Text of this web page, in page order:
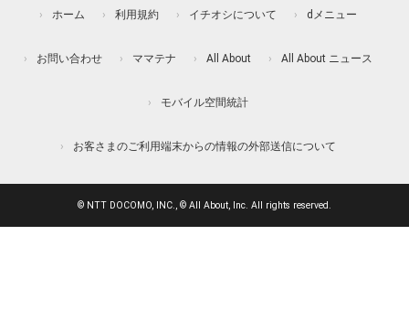
ホーム 利用規約 イチオシについて dメニュー
お問い合わせ ママテナ All About All About ニュース
モバイル空間統計
お客さまのご利用端末からの情報の外部送信について
© NTT DOCOMO, INC., © All About, Inc. All rights reserved.